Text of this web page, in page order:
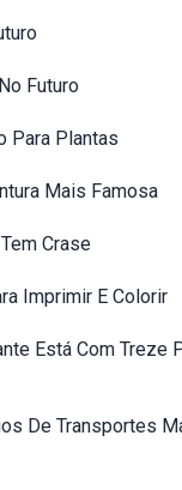
Futuro
Para Plantas
Mais Famosa
Crase
Imprimir E Colorir
Está Com Treze
De Transportes